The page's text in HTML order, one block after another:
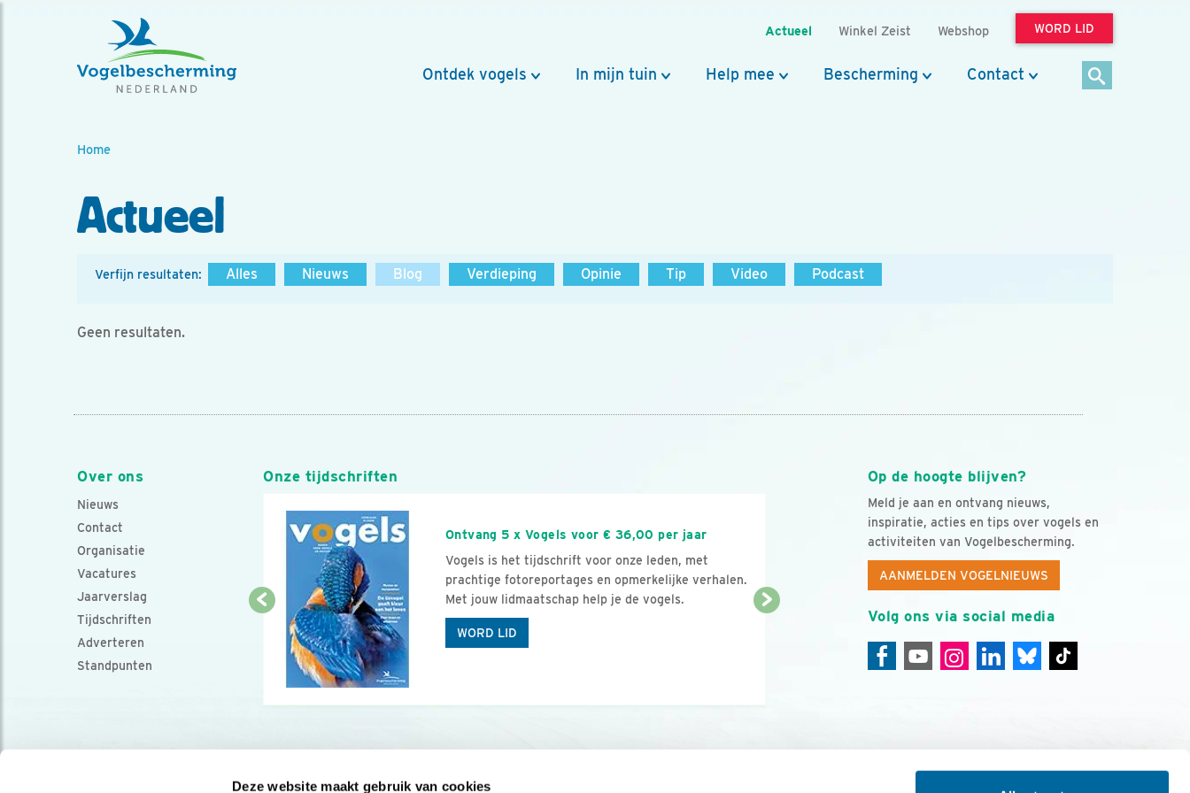
Deze website maakt gebruik van cookies
Actueel Winkel Zeist Webshop WORD LID
Ontdek vogels In mijn tuin Help mee Bescherming Contact
Home
Actueel
Verfijn resultaten: Alles Nieuws Blog Verdieping Opinie Tip Video Podcast
Geen resultaten.
Over ons
Nieuws
Contact
Organisatie
Vacatures
Jaarverslag
Tijdschriften
Adverteren
Standpunten
Op de hoogte blijven?
Meld je aan en ontvang nieuws,
inspiratie, acties en tips over vogels en
activiteiten van Vogelbescherming.
AANMELDEN VOGELNIEUWS
Volg ons via social media
Onze tijdschriften
Ontvang 5 x Vogels voor € 36,00 per jaar
Vogels is het tijdschrift voor onze leden, met
prachtige fotoreportages en opmerkelijke verhalen.
Met jouw lidmaatschap help je de vogels.
WORD LID